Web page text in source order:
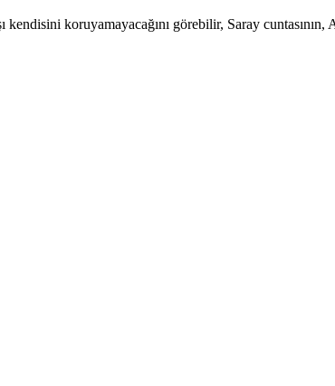
koruyamayacağını görebilir, Saray cuntasının,